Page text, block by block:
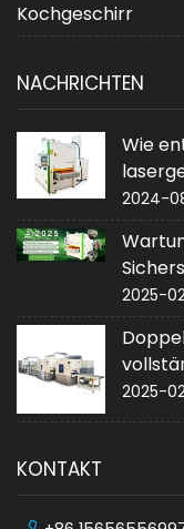
Kochgeschirr
NACHRICHTEN
Wie
2024-
2025-
2025-
KONTAKT